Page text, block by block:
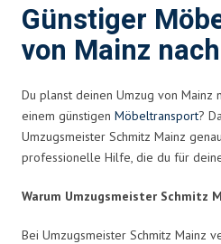
Günstiger
von Mainz
Du planst deinen Umzug von Mainz
einem günstigen Möbeltransport?
Umzugsmeister Schmitz Mainz
professionelle Hilfe, die du für
Warum Umzugsmeister Schmitz
Bei Umzugsmeister Schmitz Mainz